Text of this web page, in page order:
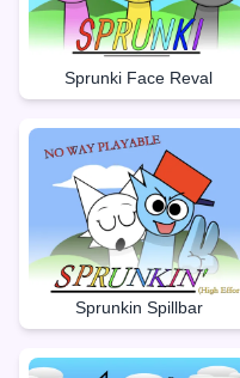
Sprunki Face Reval
Sprunkin Spillbar